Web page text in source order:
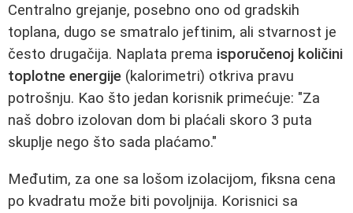
Centralno grejanje, posebno ono od gradskih
toplana, dugo se smatralo jeftinim, ali stvarnost je
često drugačija. Naplata prema isporučenoj količini
toplotne energije (kalorimetri) otkriva pravu
potrošnju. Kao što jedan korisnik primećuje: "Za
naš dobro izolovan dom bi plaćali skoro 3 puta
skuplje nego što sada plaćamo."
Međutim, za one sa lošom izolacijom, fiksna cena
po kvadratu može biti povoljnija. Korisnici sa